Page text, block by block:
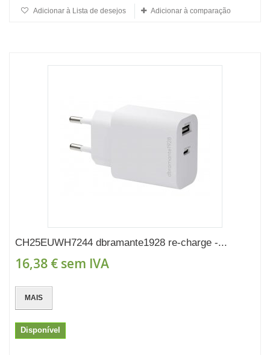
Adicionar à Lista de desejos Adicionar à comparação
CH25EUWH7244 dbramante1928 re-charge -...
16,38 € sem IVA
MAIS
Disponível